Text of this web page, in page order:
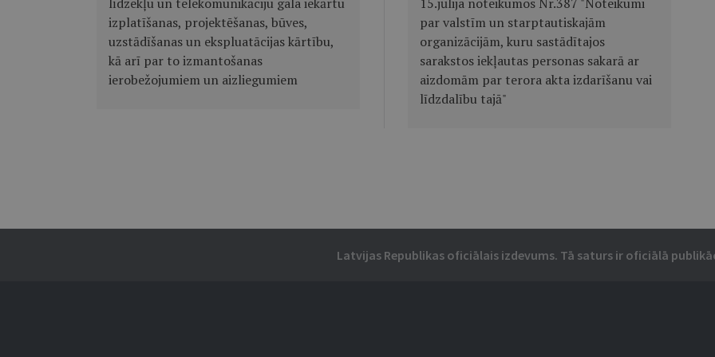
izplatīšanas, projektēšanas, būves,
uzstādīšanas un ekspluatācijas kārtību,
kā arī par to izmantošanas
ierobežojumiem un aizliegumiem
par valstīm un starptautiskajām
organizācijām, kuru sastādītajos
sarakstos iekļautas personas sakarā ar
aizdomām par terora akta izdarīšanu vai
līdzdalību tajā"
Latvijas Republikas oficiālais izdevums. Tā saturs ir oficiālā